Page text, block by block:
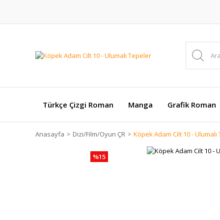
Türkçe Çizgi Roman Manga Grafik Roman
Anasayfa Dizi/Film/Oyun ÇR Köpek Adam Cilt 10 -
%15